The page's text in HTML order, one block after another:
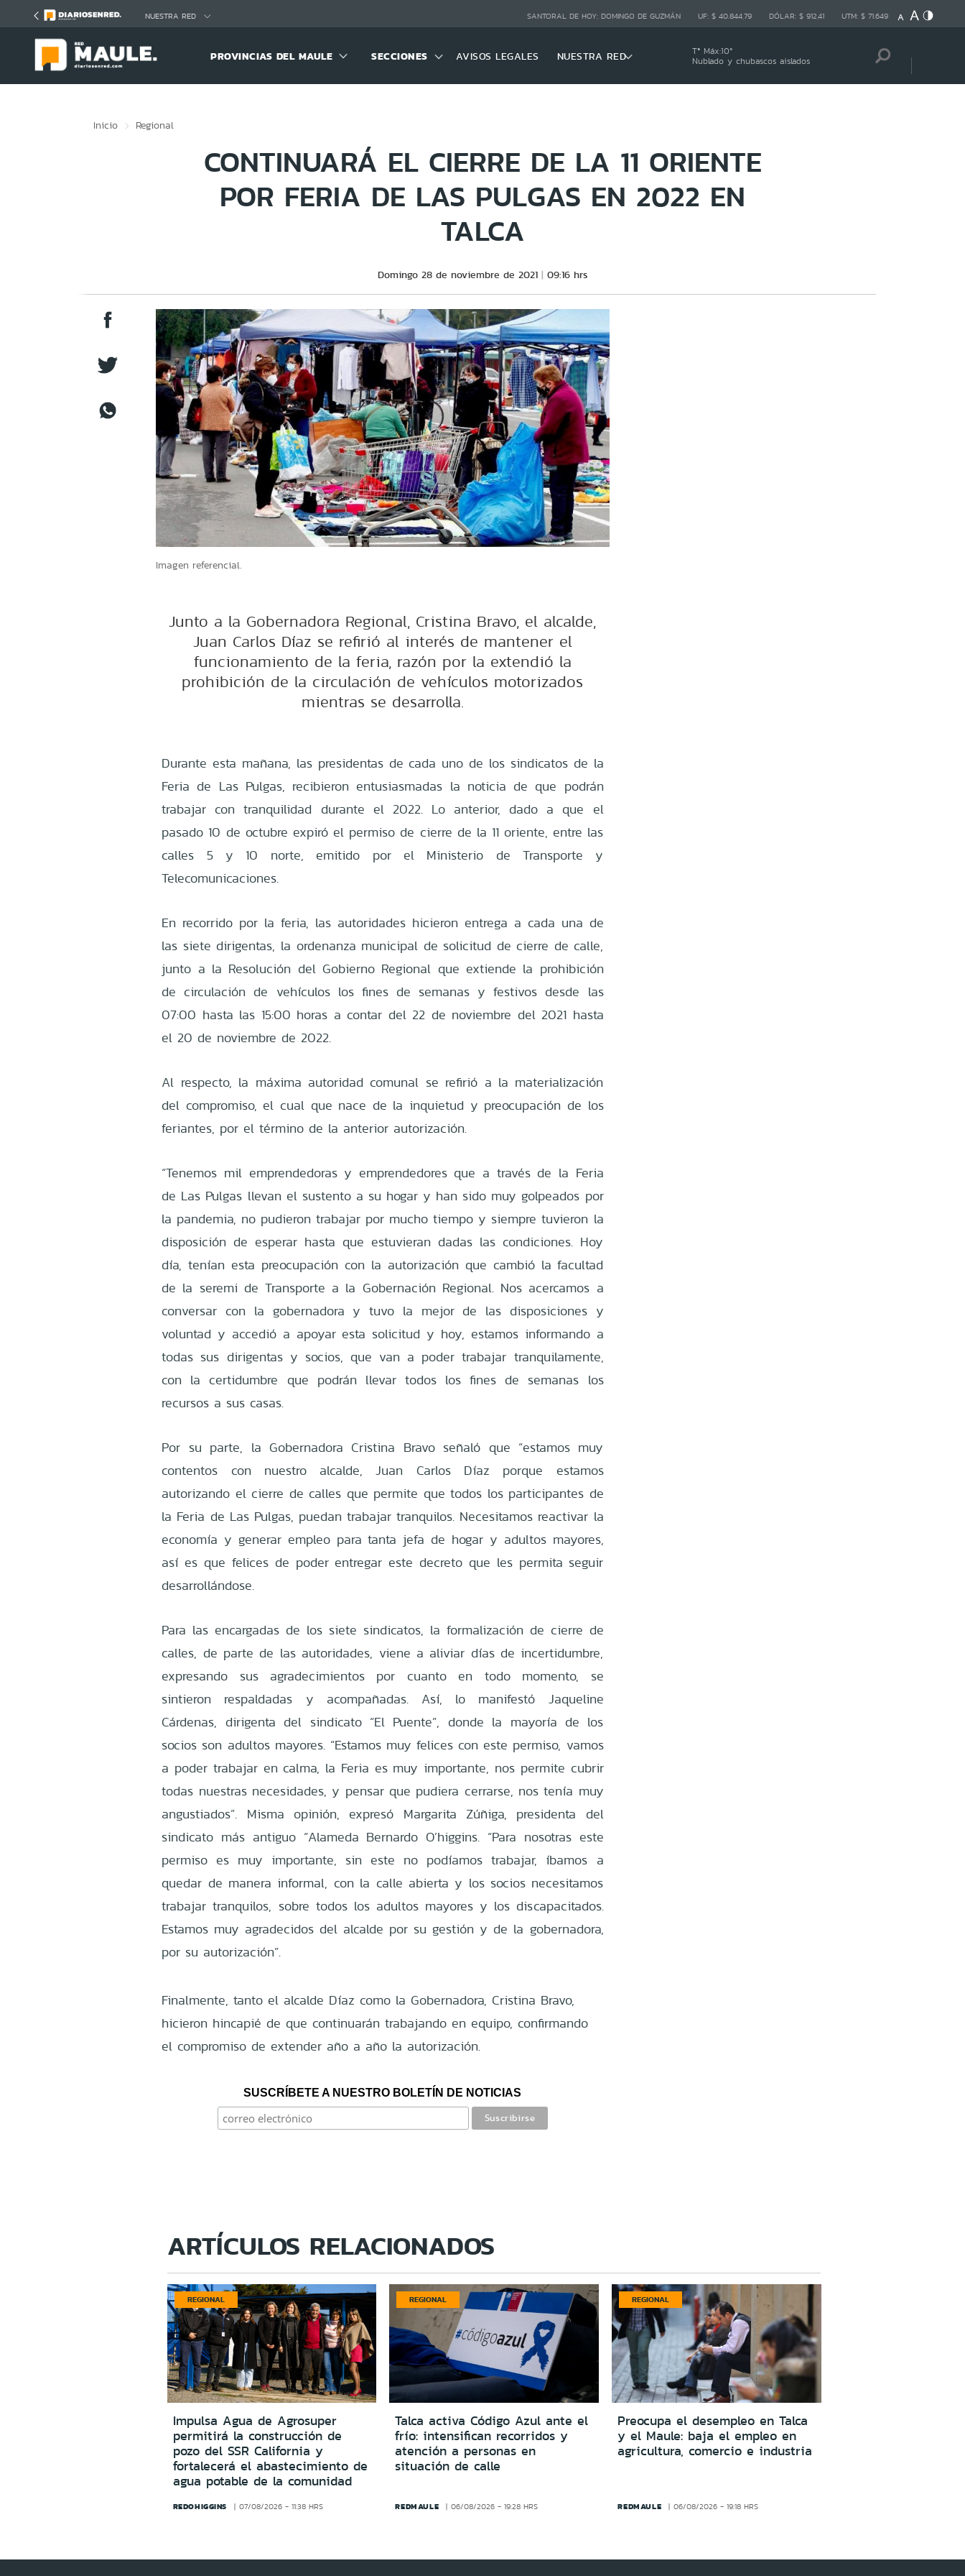
NUESTRA RED SANTORAL DE HOY: DOMINGO DE GUZMÁN UF: $ 40.844,79 DÓLAR: $ 912,41 UTM: $ 71.649
PROVINCIAS DEL MAULE SECCIONES AVISOS LEGALES NUESTRA RED Tª Máx:10º
Nublado y chubascos aislados
Inicio Regional
CONTINUARÁ EL CIERRE DE LA 11 ORIENTE
POR FERIA DE LAS PULGAS EN 2022 EN
TALCA
Domingo 28 de noviembre de 2021 09:16 hrs
Imagen referencial.
Junto a la Gobernadora Regional, Cristina Bravo, el alcalde,
Juan Carlos Díaz se refirió al interés de mantener el
funcionamiento de la feria, razón por la extendió la
prohibición de la circulación de vehículos motorizados
mientras se desarrolla.
Durante esta mañana, las presidentas de cada uno de los sindicatos de la
Feria de Las Pulgas, recibieron entusiasmadas la noticia de que podrán
trabajar con tranquilidad durante el 2022. Lo anterior, dado a que el
pasado 10 de octubre expiró el permiso de cierre de la 11 oriente, entre las
calles 5 y 10 norte, emitido por el Ministerio de Transporte y
Telecomunicaciones.
En recorrido por la feria, las autoridades hicieron entrega a cada una de
las siete dirigentas, la ordenanza municipal de solicitud de cierre de calle,
junto a la Resolución del Gobierno Regional que extiende la prohibición
de circulación de vehículos los fines de semanas y festivos desde las
07:00 hasta las 15:00 horas a contar del 22 de noviembre del 2021 hasta
el 20 de noviembre de 2022.
Al respecto, la máxima autoridad comunal se refirió a la materialización
del compromiso, el cual que nace de la inquietud y preocupación de los
feriantes, por el término de la anterior autorización.
“Tenemos mil emprendedoras y emprendedores que a través de la Feria
de Las Pulgas llevan el sustento a su hogar y han sido muy golpeados por
la pandemia, no pudieron trabajar por mucho tiempo y siempre tuvieron la
disposición de esperar hasta que estuvieran dadas las condiciones. Hoy
día, tenían esta preocupación con la autorización que cambió la facultad
de la seremi de Transporte a la Gobernación Regional. Nos acercamos a
conversar con la gobernadora y tuvo la mejor de las disposiciones y
voluntad y accedió a apoyar esta solicitud y hoy, estamos informando a
todas sus dirigentas y socios, que van a poder trabajar tranquilamente,
con la certidumbre que podrán llevar todos los fines de semanas los
recursos a sus casas.
Por su parte, la Gobernadora Cristina Bravo señaló que “estamos muy
contentos con nuestro alcalde, Juan Carlos Díaz porque estamos
autorizando el cierre de calles que permite que todos los participantes de
la Feria de Las Pulgas, puedan trabajar tranquilos. Necesitamos reactivar la
economía y generar empleo para tanta jefa de hogar y adultos mayores,
así es que felices de poder entregar este decreto que les permita seguir
desarrollándose.
Para las encargadas de los siete sindicatos, la formalización de cierre de
calles, de parte de las autoridades, viene a aliviar días de incertidumbre,
expresando sus agradecimientos por cuanto en todo momento, se
sintieron respaldadas y acompañadas. Así, lo manifestó Jaqueline
Cárdenas, dirigenta del sindicato “El Puente”, donde la mayoría de los
socios son adultos mayores. “Estamos muy felices con este permiso, vamos
a poder trabajar en calma, la Feria es muy importante, nos permite cubrir
todas nuestras necesidades, y pensar que pudiera cerrarse, nos tenía muy
angustiados”. Misma opinión, expresó Margarita Zúñiga, presidenta del
sindicato más antiguo “Alameda Bernardo O’higgins. “Para nosotras este
permiso es muy importante, sin este no podíamos trabajar, íbamos a
quedar de manera informal, con la calle abierta y los socios necesitamos
trabajar tranquilos, sobre todos los adultos mayores y los discapacitados.
Estamos muy agradecidos del alcalde por su gestión y de la gobernadora,
por su autorización”.
Finalmente, tanto el alcalde Díaz como la Gobernadora, Cristina Bravo,
hicieron hincapié de que continuarán trabajando en equipo, confirmando
el compromiso de extender año a año la autorización.
SUSCRÍBETE A NUESTRO BOLETÍN DE NOTICIAS
ARTÍCULOS RELACIONADOS
REGIONAL
Impulsa Agua de Agrosuper
permitirá la construcción de
pozo del SSR California y
fortalecerá el abastecimiento de
agua potable de la comunidad
REDOHIGGINS 07/08/2026 - 11:38 HRS
REGIONAL
Talca activa Código Azul ante el
frío: intensifican recorridos y
atención a personas en
situación de calle
REDMAULE 06/08/2026 - 19:28 HRS
REGIONAL
Preocupa el desempleo en Talca
y el Maule: baja el empleo en
agricultura, comercio e industria
REDMAULE 06/08/2026 - 19:18 HRS